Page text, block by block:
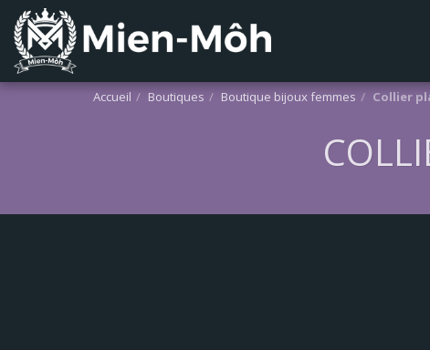
Accueil Boutiques Boutique bijoux femmes Collier